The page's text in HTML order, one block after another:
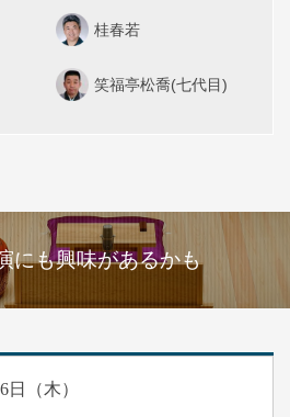
桂春若
笑福亭松喬(七代目)
にも興味があるかも
6日（木）